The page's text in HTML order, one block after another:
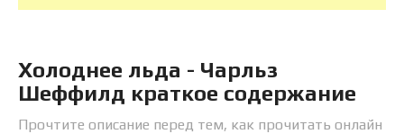
Холоднее льда - Чарльз
Шеффилд краткое содержание
Прочтите описание перед тем, как прочитать онлайн